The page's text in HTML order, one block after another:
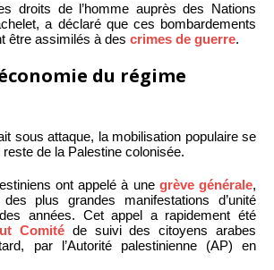
droits de l’homme auprès des Nations
a déclaré que ces bombardements
être assimilés à des crimes de guerre.
du régime
sous attaque, la mobilisation populaire se
de la Palestine colonisée.
ont appelé à une grève générale,
plus grandes manifestations d’unité
années. Cet appel a rapidement été
Comité de suivi des citoyens arabes
par l’Autorité palestinienne (AP) en